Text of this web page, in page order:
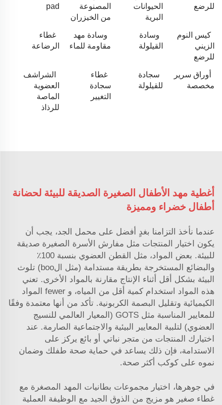
للرضع
الحيوانات
البرية
المصنوعة
من الخيزران
pad
كيس النوم
الزيني
للرضع
وسادة
القيلولة
وسادة مهد
مقاومة للماء
غطاء
الرضاعة
أوراق سرير
مخصصة
سجادة
للقيلولة
غطاء
سجادة
التغيير
الشراشف
العضوية
الماصة
للرذاذ
أغطية مهد الأطفال الصغيرة الصديقة للبيئة لحضانة
أطفال خضراء ومميزة
عندما نأخذ التزامنا بغدٍ أفضل على محمل الجد، يجب أن
يكون اختيار المنتجات مثل مفارش الأسرة الصغيرة صديقة
للبيئة. بعض المواد، مثل القطن العضوي بنسبة 100٪
والبضائع المستخرجة بطريقة مستدامة (مثل الboo) تلوث
البيئة بشكل أقل أثناء الإنتاج مقارنة بالمواد الأخرى. تعني
هذه المواد استخدام كمية أقل من المياه، و fewer المواد
الكيميائية وتقليل البصمة الكربونية. تأكد من أنها معتمدة وفقًا
للمعايير المناسبة مثل GOTS (المعيار العالمي للنسيج
العضوي) لتلبية المعايير البيئية والاجتماعية الصارمة. عند
اختيارك المنتجات من متجر نباتي أو بائع يركز على
الاستدامة، فإن ذلك يساعد في حماية صحة طفلك وضمان
نموه على كوكب أكثر صحة.
في جوهرها، اختيار مجموعات بطانيات المهد المصغرة مع
غطاء صغير هو مزيج من الذوق الجيد مع الوظيفة العملية